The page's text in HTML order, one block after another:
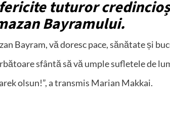
tuturor
Bayramului.
Bayram, vă doresc pace, sănătate și
sfântă să vă umple sufletele de
olsun!”, a transmis Marian Makkai.